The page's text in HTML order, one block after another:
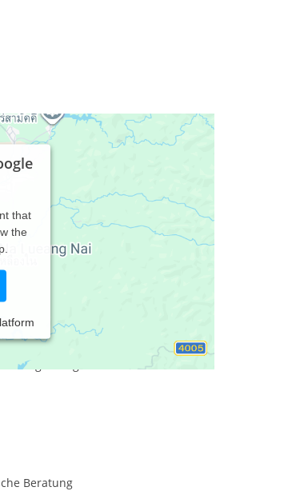
that
the
zu erlangen, Veränderungen zu
ich Coaching als Hilfe zur Selbsthilfe
Begleitung des
Beratung